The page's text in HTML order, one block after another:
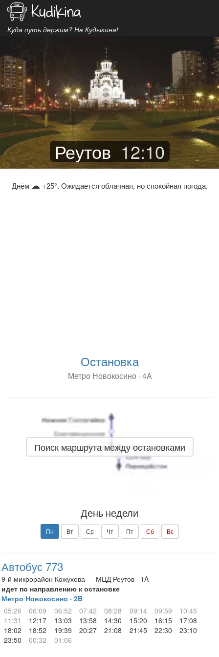
Куда путь держим? На Кудыкина!
Реутов 12:10
Днём ☁ +25°. Ожидается облачная, но спокойная погода.
Остановка
Метро Новокосино · 4A
Поиск маршрута между остановками
День недели
Пн Вт Ср Чт Пт Сб Вс
Автобус 773
9-й микрорайон Кожухова — МЦД Реутов · 1A
идет по направлению к остановке
Метро Новокосино · 2B
05:26
06:09 06:52 07:42 08:28 09:14 09:59
10:45
11:31
12:17 13:03 13:58 14:30 15:20 16:15
17:08
18:02
18:52 19:39 20:27 21:08 21:45 22:30
23:10
23:50
00:32 01:06